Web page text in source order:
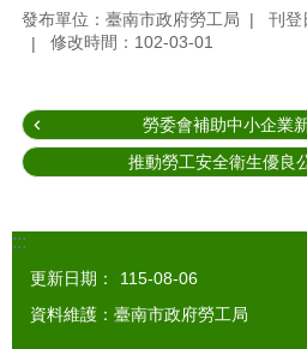
發布單位：臺南市政府勞工局
刊登
修改時間：102-03-01
勞委會補助中小企業
推動勞工安全衛生優良
:::
更新日期：
115-08-06
資料維護：臺南市政府勞工局